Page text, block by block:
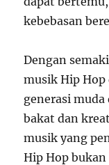
kebebasan
Dengan
musik Hip
generasi
bakat dan
musik yang
Hip Hop